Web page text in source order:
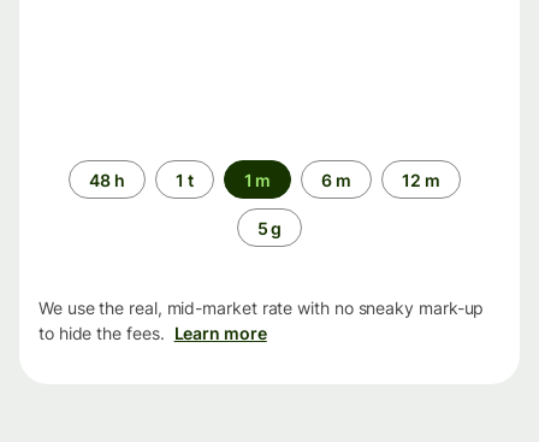
Time
period
48 h 1 t 1 m 6 m 12 m
5 g
We use the real, mid-market rate with no sneaky mark-up
to hide the fees. Learn more